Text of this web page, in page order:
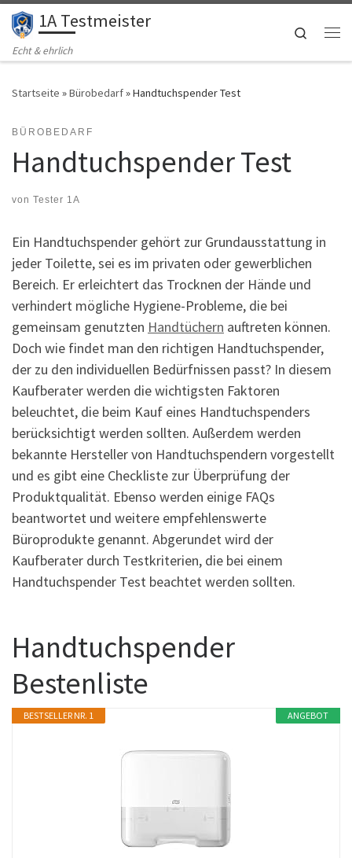
Zum Inhalt springen
1A Testmeister
Echt & ehrlich
Search
Startseite »Bürobedarf»Handtuchspender Test
BÜROBEDARF
Handtuchspender Test
von Tester 1A
Ein Handtuchspender gehört zur Grundausstattung in
jeder Toilette, sei es im privaten oder gewerblichen
Bereich. Er erleichtert das Trocknen der Hände und
verhindert mögliche Hygiene-Probleme, die bei
gemeinsam genutzten Handtüchern auftreten können.
Doch wie findet man den richtigen Handtuchspender,
der zu den individuellen Bedürfnissen passt? In diesem
Kaufberater werden die wichtigsten Faktoren
beleuchtet, die beim Kauf eines Handtuchspenders
berücksichtigt werden sollten. Außerdem werden
bekannte Hersteller von Handtuchspendern vorgestellt
und es gibt eine Checkliste zur Überprüfung der
Produktqualität. Ebenso werden einige FAQs
beantwortet und weitere empfehlenswerte
Büroprodukte genannt. Abgerundet wird der
Kaufberater durch Testkriterien, die bei einem
Handtuchspender Test beachtet werden sollten.
Handtuchspender
Bestenliste
ANGEBOT
BESTSELLER NR. 1